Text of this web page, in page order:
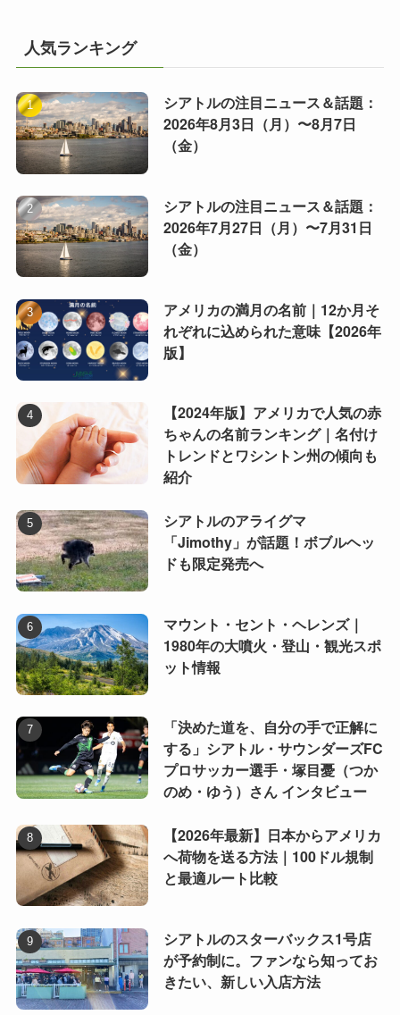
人気ランキング
シアトルの注目ニュース＆話題：
2026年8月3日（月）〜8月7日
（金）
シアトルの注目ニュース＆話題：
2026年7月27日（月）〜7月31日
（金）
アメリカの満月の名前｜12か月そ
れぞれに込められた意味【2026年
版】
【2024年版】アメリカで人気の赤
ちゃんの名前ランキング｜名付け
トレンドとワシントン州の傾向も
紹介
シアトルのアライグマ
「Jimothy」が話題！ボブルヘッ
ドも限定発売へ
マウント・セント・ヘレンズ｜
1980年の大噴火・登山・観光スポ
ット情報
「決めた道を、自分の手で正解に
する」シアトル・サウンダーズFC
プロサッカー選手・塚目憂（つか
のめ・ゆう）さん インタビュー
【2026年最新】日本からアメリカ
へ荷物を送る方法｜100ドル規制
と最適ルート比較
シアトルのスターバックス1号店
が予約制に。ファンなら知ってお
きたい、新しい入店方法